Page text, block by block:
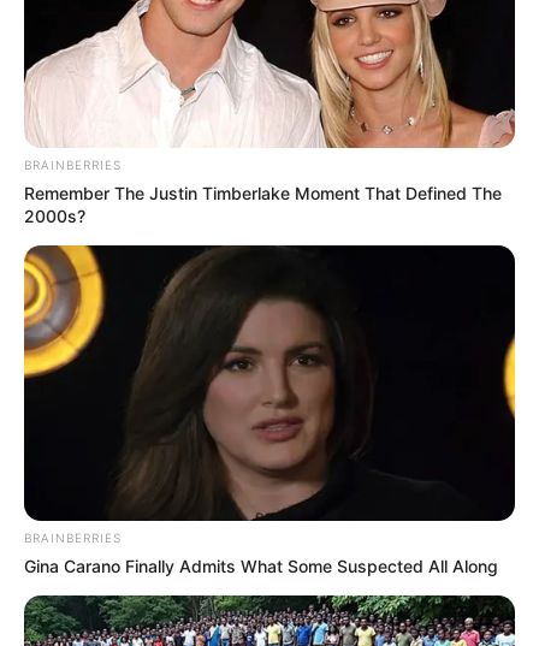
BRAINBERRIES
Remember The Justin Timberlake Moment That Defined The
2000s?
BRAINBERRIES
Gina Carano Finally Admits What Some Suspected All Along